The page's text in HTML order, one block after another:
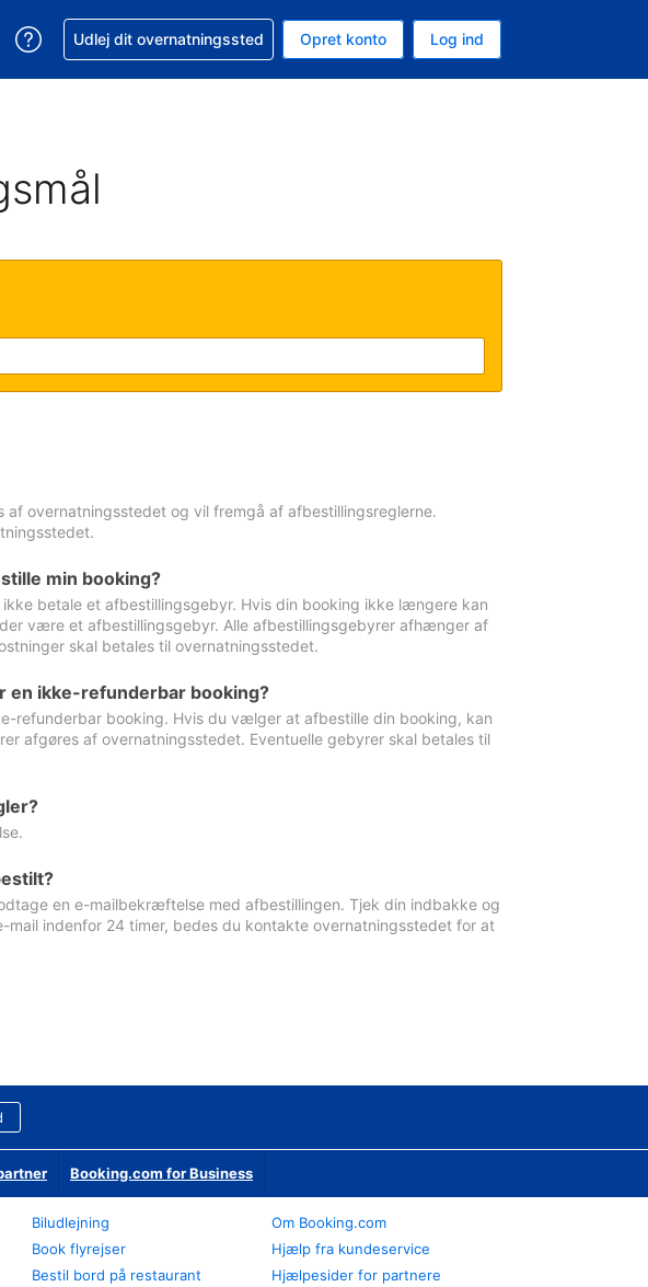
nuværende valuta er Amerikanske dollar
sprog. Dit nuværende sprog er Dansk
Få hjælp til en booking
Udlej dit overnatningssted Opret konto Log ind
overnatningsstedet og vil fremgå af afbestillingsreglerne.
min booking?
betale et afbestillingsgebyr. Hvis din booking ikke længere kan
være et afbestillingsgebyr. Alle afbestillingsgebyrer afhænger af
skal betales til overnatningsstedet.
en ikke-refunderbar booking?
refunderbar booking. Hvis du vælger at afbestille din booking, kan
afgøres af overnatningsstedet. Eventuelle gebyrer skal betales til
en e-mailbekræftelse med afbestillingen. Tjek din indbakke og
indenfor 24 timer, bedes du kontakte overnatningsstedet for at
Booking.com for Business
Biludlejning
Book flyrejser
Bestil bord på restaurant
Om Booking.com
Hjælp fra kundeservice
Hjælpesider for partnere